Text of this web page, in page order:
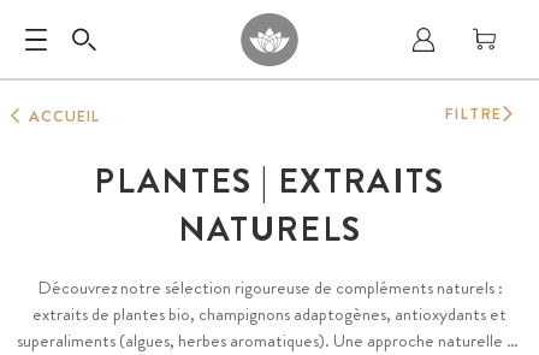
ACCUEIL
PLANTES | EXTRAITS
NATURELS
Découvrez notre sélection rigoureuse de compléments naturels :
extraits de plantes bio, champignons adaptogènes, antioxydants et
superaliments (algues, herbes aromatiques). Une approche naturelle et
FILTRE